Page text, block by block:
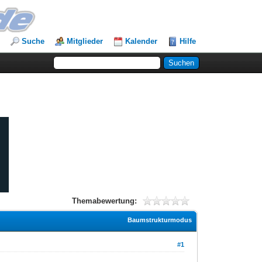
Suche Mitglieder Kalender Hilfe
Themabewertung:
Baumstrukturmodus
#1